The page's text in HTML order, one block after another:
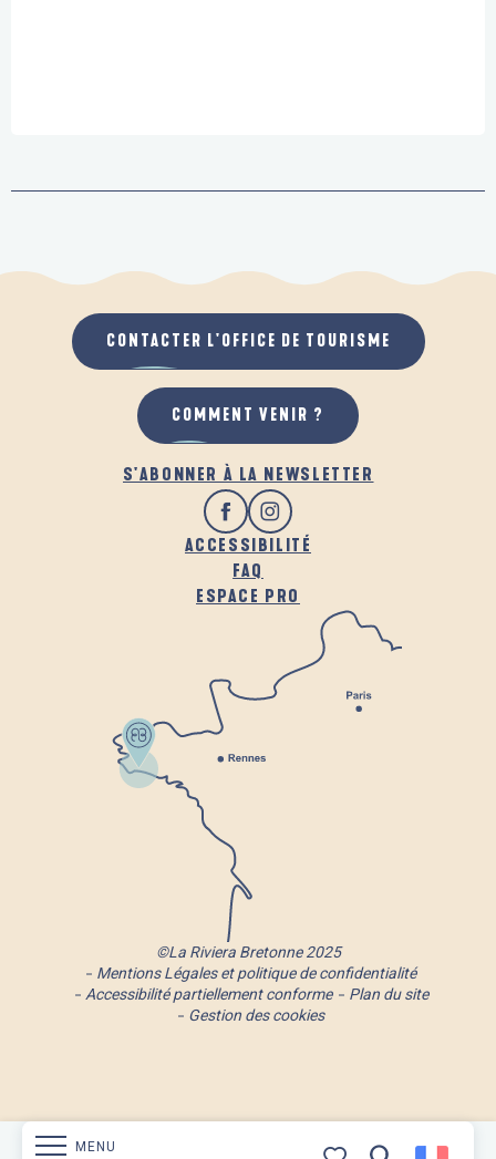
MENU
S'ABONNER À LA NEWSLETTER
ACCESSIBILITÉ
FAQ
ESPACE PRO
CONTACTER L'OFFICE DE TOURISME
COMMENT VENIR ?
©La Riviera Bretonne 2025
Mentions Légales et politique de confidentialité
Accessibilité partiellement conforme
Plan du site
Gestion des cookies